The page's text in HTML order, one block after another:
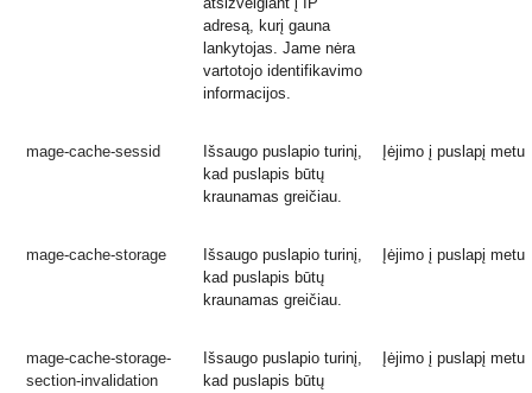
adresą, kurį gauna
lankytojas. Jame nėra
vartotojo identifikavimo
informacijos.
mage-cache-sessid
Išsaugo puslapio turinį,
kad puslapis būtų
kraunamas greičiau.
Įėjimo į puslapį metu
mage-cache-storage
Išsaugo puslapio turinį,
kad puslapis būtų
kraunamas greičiau.
Įėjimo į puslapį metu
mage-cache-storage-
section-invalidation
Išsaugo puslapio turinį,
kad puslapis būtų
Įėjimo į puslapį metu